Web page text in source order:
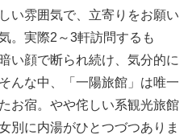
い雰囲気で、立寄りをお願い
。実際2～3軒訪問するも
い顔で断られ続け、気分的に
んな中、「一陽旅館」は唯一
お宿。やや侘しい系観光旅館
別に内湯がひとつづつありま